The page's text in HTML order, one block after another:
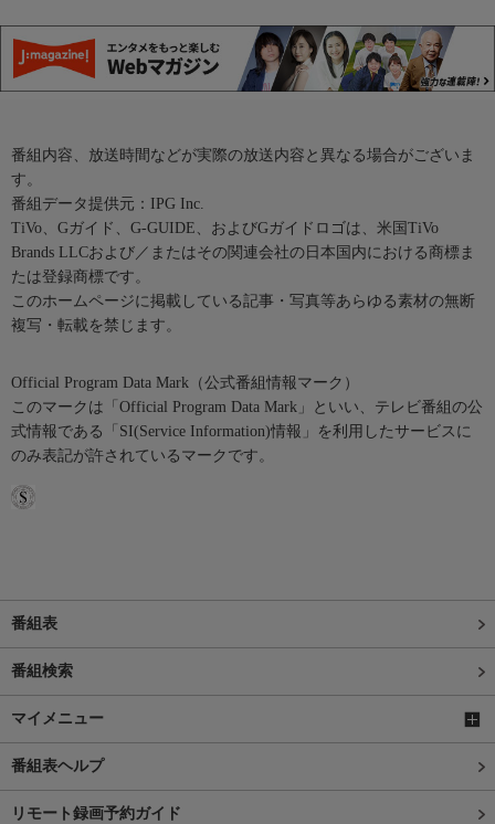
番組内容、放送時間などが実際の放送内容と異なる場合がございま
す。
番組データ提供元：IPG Inc.
TiVo、Gガイド、G-GUIDE、およびGガイドロゴは、米国TiVo
Brands LLCおよび／またはその関連会社の日本国内における商標ま
たは登録商標です。
このホームページに掲載している記事・写真等あらゆる素材の無断
複写・転載を禁じます。
Official Program Data Mark（公式番組情報マーク）
このマークは「Official Program Data Mark」といい、テレビ番組の公
式情報である「SI(Service Information)情報」を利用したサービスに
のみ表記が許されているマークです。
番組表
番組検索
マイメニュー
番組表ヘルプ
リモート録画予約ガイド